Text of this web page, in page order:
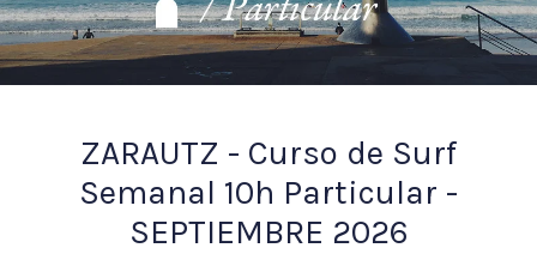
ZARAUTZ - Curso de Surf
Semanal 10h Particular -
SEPTIEMBRE 2026